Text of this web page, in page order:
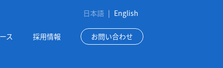
日本語 | English
ス 採用情報 お問い合わせ